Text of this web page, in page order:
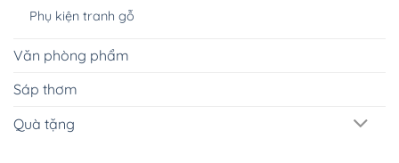
Phụ kiện tranh gỗ
Văn phòng phẩm
Sáp thơm
Quà tặng